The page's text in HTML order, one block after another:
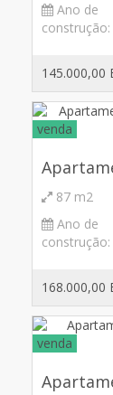
Ano de
construção:
145.000,00
venda
87 m2
Ano de
construção:
168.000,00
venda